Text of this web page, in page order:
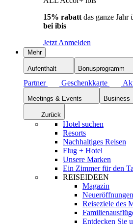
15% rabatt das ganze Jahr
bei ibis
Jetzt Anmelden
Mehr
Aufenthalt Bonusprogramm
Partner
Geschenkkarte
Meetings & Events Business
Zurück
Hotel suchen
Resorts
Nachhaltiges Reisen
Flug + Hotel
Unsere Marken
Ein Zimmer für den
REISEIDEEN
Magazin
Neueröffnungen
Reiseziele des
Entdecken Sie